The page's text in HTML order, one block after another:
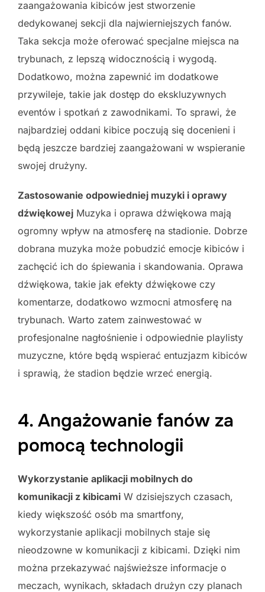
zaangażowania kibiców jest stworzenie
dedykowanej sekcji dla najwierniejszych fanów.
Taka sekcja może oferować specjalne miejsca na
trybunach, z lepszą widocznością i wygodą.
Dodatkowo, można zapewnić im dodatkowe
przywileje, takie jak dostęp do ekskluzywnych
eventów i spotkań z zawodnikami. To sprawi, że
najbardziej oddani kibice poczują się docenieni i
będą jeszcze bardziej zaangażowani w wspieranie
swojej drużyny.
Zastosowanie odpowiedniej muzyki i oprawy
dźwiękowej Muzyka i oprawa dźwiękowa mają
ogromny wpływ na atmosferę na stadionie. Dobrze
dobrana muzyka może pobudzić emocje kibiców i
zachęcić ich do śpiewania i skandowania. Oprawa
dźwiękowa, takie jak efekty dźwiękowe czy
komentarze, dodatkowo wzmocni atmosferę na
trybunach. Warto zatem zainwestować w
profesjonalne nagłośnienie i odpowiednie playlisty
muzyczne, które będą wspierać entuzjazm kibiców
i sprawią, że stadion będzie wrzeć energią.
4. Angażowanie fanów za
pomocą technologii
Wykorzystanie aplikacji mobilnych do
komunikacji z kibicami W dzisiejszych czasach,
kiedy większość osób ma smartfony,
wykorzystanie aplikacji mobilnych staje się
nieodzowne w komunikacji z kibicami. Dzięki nim
można przekazywać najświeższe informacje o
meczach, wynikach, składach drużyn czy planach